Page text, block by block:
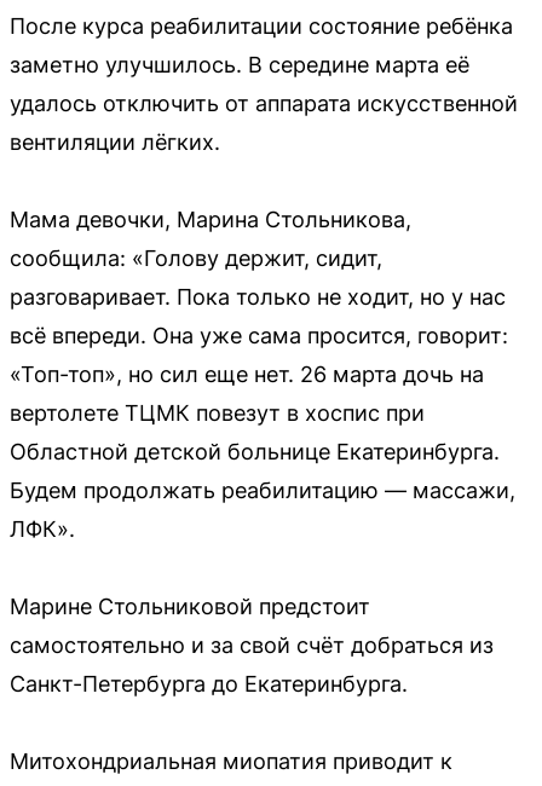
После курса реабилитации состояние ребёнка
заметно улучшилось. В середине марта её
удалось отключить от аппарата искусственной
вентиляции лёгких.
Мама девочки, Марина Стольникова,
сообщила: «Голову держит, сидит,
разговаривает. Пока только не ходит, но у нас
всё впереди. Она уже сама просится, говорит:
«Топ-топ», но сил еще нет. 26 марта дочь на
вертолете ТЦМК повезут в хоспис при
Областной детской больнице Екатеринбурга.
Будем продолжать реабилитацию — массажи,
ЛФК».
Марине Стольниковой предстоит
самостоятельно и за свой счёт добраться из
Санкт-Петербурга до Екатеринбурга.
Митохондриальная миопатия приводит к